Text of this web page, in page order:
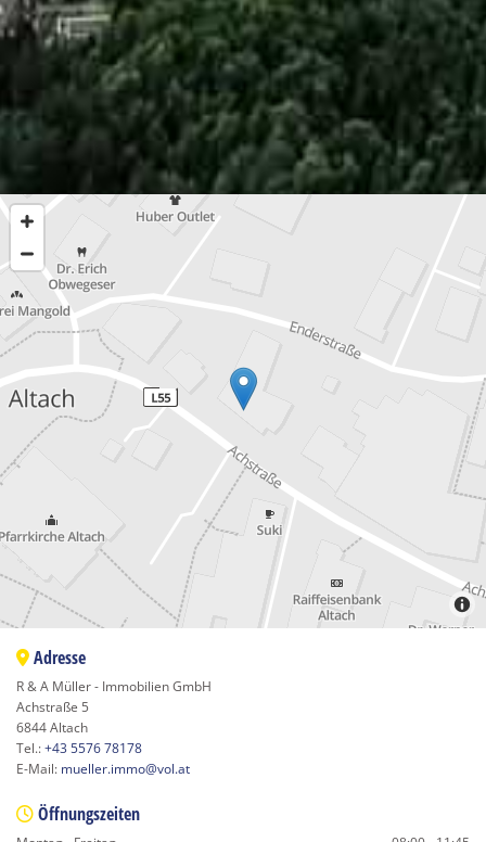
 Adresse
R & A Müller - Immobilien GmbH
Achstraße 5
6844 Altach
Tel.:+43 5576 78178
E-Mail: mueller.immo@vol.at
 Öffnungszeiten